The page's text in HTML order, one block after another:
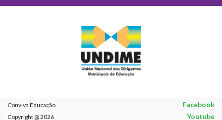
Conviva Educação Facebook
Copyright @ 2026 Youtube